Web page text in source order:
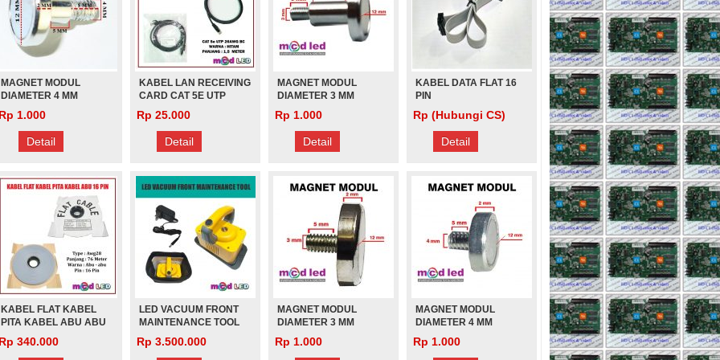
MAGNET MODUL
DIAMETER 4 MM
PANJANG 12 MM
(PANJANG)
Rp 1.000
Detail
KABEL LAN RECEIVING
CARD CAT 5E UTP
26AWG BC BLACK 1,5
METER
Rp 25.000
Detail
MAGNET MODUL
DIAMETER 3 MM
PANJANG 12 MM
(PANJANG)
Rp 1.000
Detail
KABEL DATA FLAT 16
PIN
Rp (Hubungi CS)
Detail
KABEL FLAT KABEL
PITA KABEL ABU ABU
16 PIN
Rp 340.000
LED VACUUM FRONT
MAINTENANCE TOOL
Rp 3.500.000
MAGNET MODUL
DIAMETER 3 MM
PANJANG 7 MM
(PENDEK)
Rp 1.000
MAGNET MODUL
DIAMETER 4 MM
PANJANG 7 MM
(PENDEK)
Rp 1.000
3
MAGNET MODUL DIAMETER 3
MM PANJANG 12 MM
MAGNET MODUL DIAMETER 4
MM PANJANG 7 MM (PENDEK)
MODUL P2,5 SMD RGB FULL
COLOR INDOOR 1920Hz